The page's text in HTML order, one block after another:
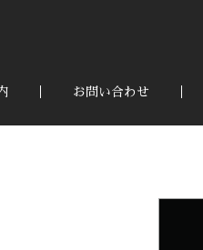
お問い合わせ